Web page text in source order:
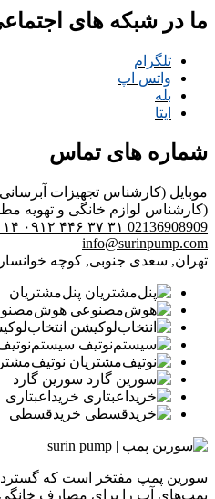
ما در شبکه های
تلگرام
واتس اپ
بله
ایتا
شماره های تماس
موبایل (کارشناس تجهیزات
(کارشناس لوازم خانگی و تهویه
02136908909 ۰۹۱۲ ۴۴۶ ۳۷ ۳۱
info@surinpump.com
تهران, سعدی جنوبی, کوچه خوانساری، پلاک1،
پنل‌مشتریان
سورین گارد
خرید‌اعبتاری
خرید‌قسطی
سورین پمپ مفتخر است که
پمپ‌های آب را برای مصارف